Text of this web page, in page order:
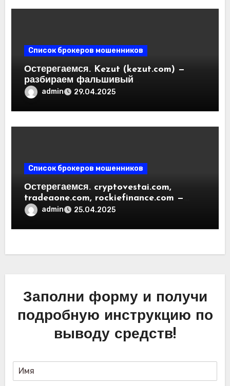
Список брокеров мошенников
Остерегаемся. Kezut (kezut.com) —
разбираем фальшивый
криптовалютный обменник. Как
вернуть деньги. Отзывы
пользователей
admin 29.04.2025
Список брокеров мошенников
Остерегаемся. cryptovestai.com,
tradeaone.com, rockiefinance.com —
обзор новых платформ для
трейдинга. Отзывы пользователей
admin 25.04.2025
Заполни форму и получи
подробную инструкцию по
выводу средств!